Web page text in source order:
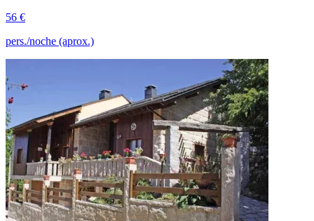
56 €
pers./noche (aprox.)